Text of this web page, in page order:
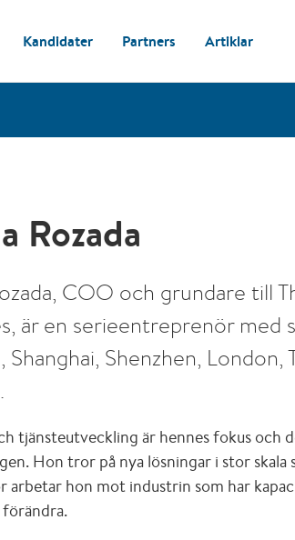
Kandidater Partners Artiklar
Rozada
COO och grundare till
är en serieentreprenör med
Shanghai, Shenzhen, London,
tjänsteutveckling är hennes fokus och
Hon tror på nya lösningar i stor skala
arbetar hon mot industrin som har